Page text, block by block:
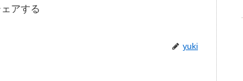
アする
yuki